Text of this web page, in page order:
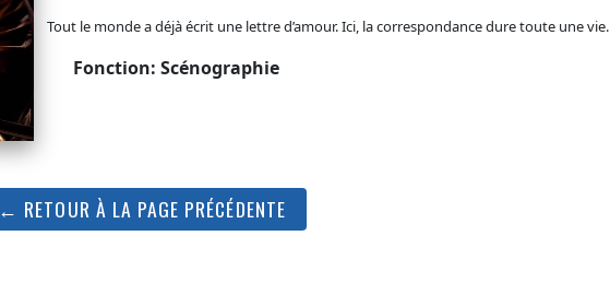
Tout le monde a déjà écrit une lettre d’amour. Ici, la correspondance dure toute une vie.
Fonction: Scénographie
← RETOUR À LA PAGE PRÉCÉDENTE